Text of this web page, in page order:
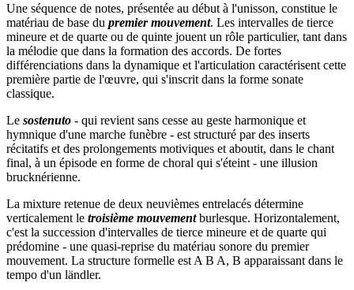
Une séquence de notes, présentée au début à l'unisson, constitue le
matériau de base du premier mouvement. Les intervalles de tierce
mineure et de quarte ou de quinte jouent un rôle particulier, tant dans
la mélodie que dans la formation des accords. De fortes
différenciations dans la dynamique et l'articulation caractérisent cette
première partie de l'œuvre, qui s'inscrit dans la forme sonate
classique.
Le sostenuto - qui revient sans cesse au geste harmonique et
hymnique d'une marche funèbre - est structuré par des inserts
récitatifs et des prolongements motiviques et aboutit, dans le chant
final, à un épisode en forme de choral qui s'éteint - une illusion
brucknérienne.
La mixture retenue de deux neuvièmes entrelacés détermine
verticalement le troisième mouvementburlesque. Horizontalement,
c'est la succession d'intervalles de tierce mineure et de quarte qui
prédomine - une quasi-reprise du matériau sonore du premier
mouvement. La structure formelle est A B A, B apparaissant dans le
tempo d'un ländler.